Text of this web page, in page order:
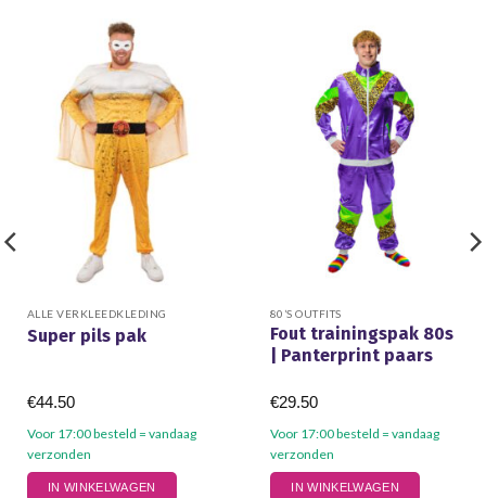
ALLE VERKLEEDKLEDING
Super pils pak
Voor 17:00 besteld = vandaag
verzonden
€44.50
IN WINKELWAGEN
Dit
80’S OUTFITS
Fout trainingspak 80s
| Panterprint paars
Voor 17:00 besteld = vandaag
verzonden
€29.50
IN WINKELWAGEN
Dit